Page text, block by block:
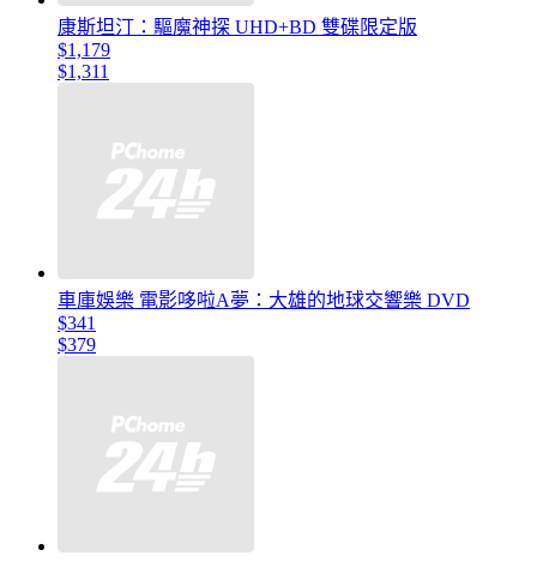
康斯坦汀：驅魔神探 UHD+BD 雙碟限定版
$1,179
$1,311
車庫娛樂 電影哆啦A夢：大雄的地球交響樂 DVD
$341
$379